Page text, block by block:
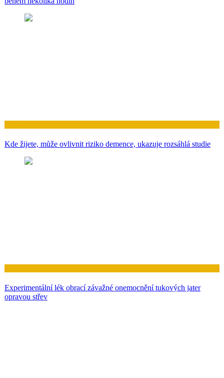
Kde žijete, může ovlivnit riziko demence, ukazuje rozsáhlá studie
Experimentální lék obrací závažné onemocnění tukových jater
opravou střev